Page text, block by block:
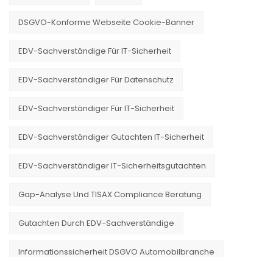
DSGVO-Konforme Webseite Cookie-Banner
EDV-Sachverständige Für IT-Sicherheit
EDV-Sachverständiger Für Datenschutz
EDV-Sachverständiger Für IT-Sicherheit
EDV-Sachverständiger Gutachten IT-Sicherheit
EDV-Sachverständiger IT-Sicherheitsgutachten
Gap-Analyse Und TISAX Compliance Beratung
Gutachten Durch EDV-Sachverständige
Informationssicherheit DSGVO Automobilbranche